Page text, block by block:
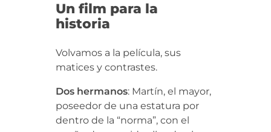
Un film para la
historia
Volvamos a la película, sus
matices y contrastes.
Dos hermanos: Martín, el mayor,
poseedor de una estatura por
dentro de la “norma”, con el